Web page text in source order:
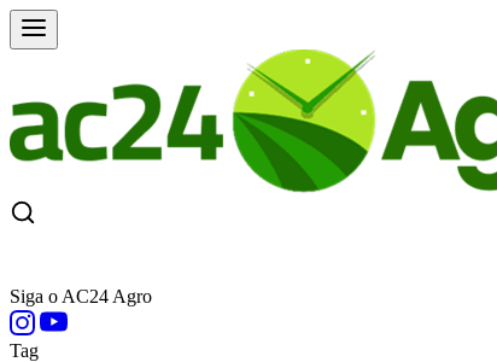
Siga o AC24 Agro
Tag